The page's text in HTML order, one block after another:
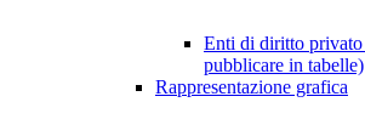
Enti di diritto
pubblicare in tabelle)
Rappresentazione grafica